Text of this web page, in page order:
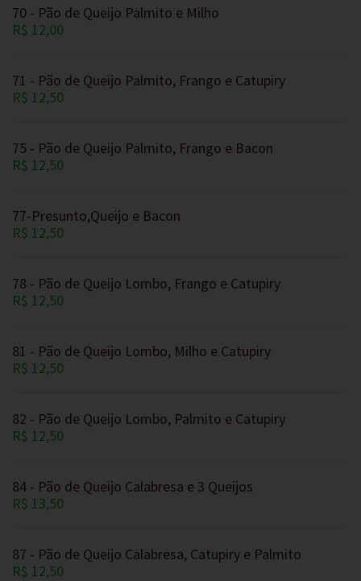
70 - Pão de Queijo Palmito e Milho
R$ 12,00
71 - Pão de Queijo Palmito, Frango e Catupiry
R$ 12,50
75 - Pão de Queijo Palmito, Frango e Bacon
R$ 12,50
77-Presunto,Queijo e Bacon
R$ 12,50
78 - Pão de Queijo Lombo, Frango e Catupiry
R$ 12,50
81 - Pão de Queijo Lombo, Milho e Catupiry
R$ 12,50
82 - Pão de Queijo Lombo, Palmito e Catupiry
R$ 12,50
84 - Pão de Queijo Calabresa e 3 Queijos
R$ 13,50
87 - Pão de Queijo Calabresa, Catupiry e Palmito
R$ 12,50